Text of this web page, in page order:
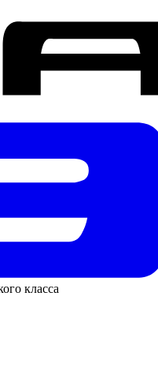
класса